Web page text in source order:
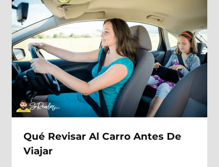
Qué Revisar Al Carro Antes De
Viajar